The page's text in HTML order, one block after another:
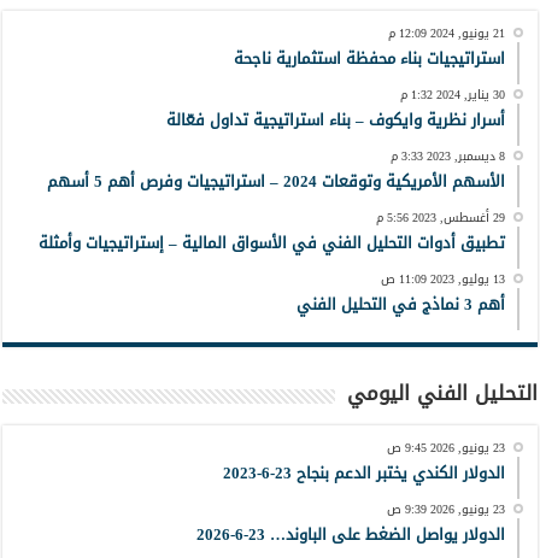
21 يونيو, 2024 12:09 م
استراتيجيات بناء محفظة استثمارية ناجحة
30 يناير, 2024 1:32 م
أسرار نظرية وايكوف – بناء استراتيجية تداول فعّالة
8 ديسمبر, 2023 3:33 م
الأسهم الأمريكية وتوقعات 2024 – استراتيجيات وفرص أهم 5 أسهم
29 أغسطس, 2023 5:56 م
تطبيق أدوات التحليل الفني في الأسواق المالية – إستراتيجيات وأمثلة
13 يوليو, 2023 11:09 ص
أهم 3 نماذج في التحليل الفني
التحليل الفني اليومي
23 يونيو, 2026 9:45 ص
الدولار الكندي يختبر الدعم بنجاح 23-6-2023
23 يونيو, 2026 9:39 ص
الدولار يواصل الضغط على الباوند… 23-6-2026